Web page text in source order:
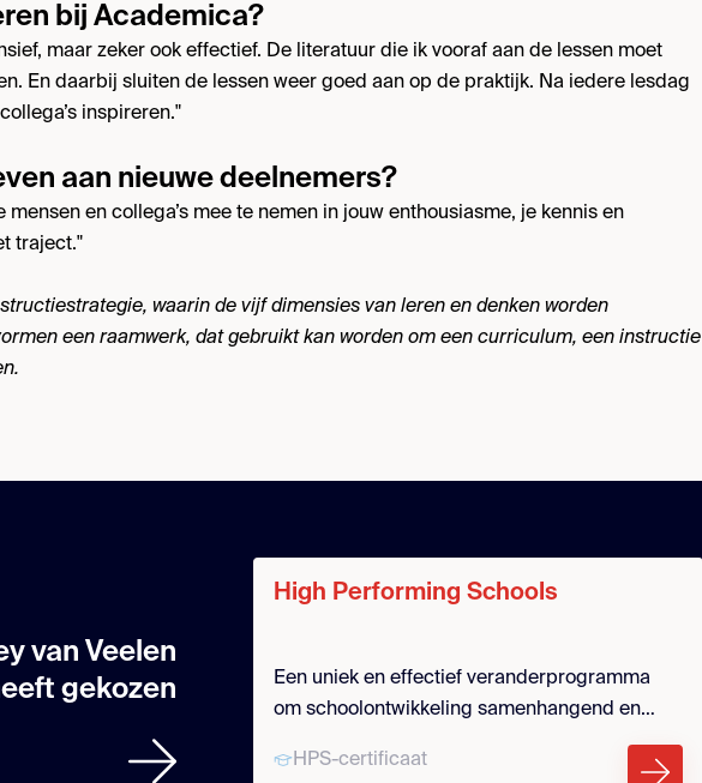
bij Academica?
maar zeker ook effectief. De literatuur die ik vooraf aan de lessen moet
En daarbij sluiten de lessen weer goed aan op de praktijk. Na iedere lesdag
inspireren."
aan nieuwe deelnemers?
en collega’s mee te nemen in jouw enthousiasme, je kennis en
traject."
waarin de vijf dimensies van leren en denken worden
een raamwerk, dat gebruikt kan worden om een curriculum, een instructie
van Veelen
gekozen
High Performing Schools
Een uniek en effectief veranderprogramma
om schoolontwikkeling samenhangend en
duurzaam te realiseren. Waar álle leerlingen
maximaal leren en minimumdoelen worden
HPS-certificaat